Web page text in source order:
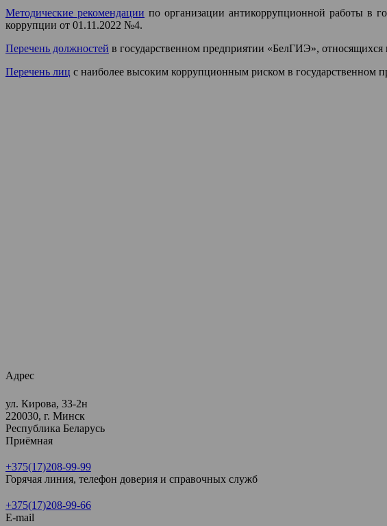
Методические рекомендации по организации антикоррупционной работы в
коррупции от 01.11.2022 №4.
Перечень должностей в государственном предприятии «БелГИЭ»,
Перечень лиц с наиболее высоким коррупционным риском в государственном
Адрес
ул. Кирова, 33-2н
220030, г. Минск
Республика Беларусь
Приёмная
+375(17)208-99-99
Горячая линия, телефон доверия и справочных служб
+375(17)208-99-66
E-mail